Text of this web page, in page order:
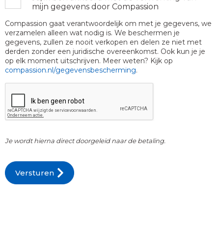
Toestemming *
mijn gegevens door Compassion
Compassion gaat verantwoordelijk om met je gegevens, we
verzamelen alleen wat nodig is. We beschermen je
gegevens, zullen ze nooit verkopen en delen ze niet met
derden zonder een juridische overeenkomst. Ook kun je je
op elk moment uitschrijven. Meer weten? Kijk op
compassion.nl/gegevensbescherming.
CAPTCHA
Je wordt hierna direct doorgeleid naar de betaling.